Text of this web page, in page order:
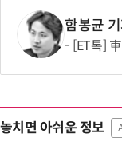
함봉균
[ET톡]
놓치면 아쉬운 정보